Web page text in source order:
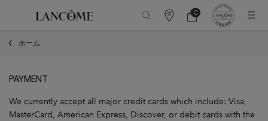
カ
カ
ー
0
0 カート内の製品
ホーム
PAYMENT
We currently accept all major credit cards which include: Visa,
MasterCard, American Express, Discover, or debit cards with the